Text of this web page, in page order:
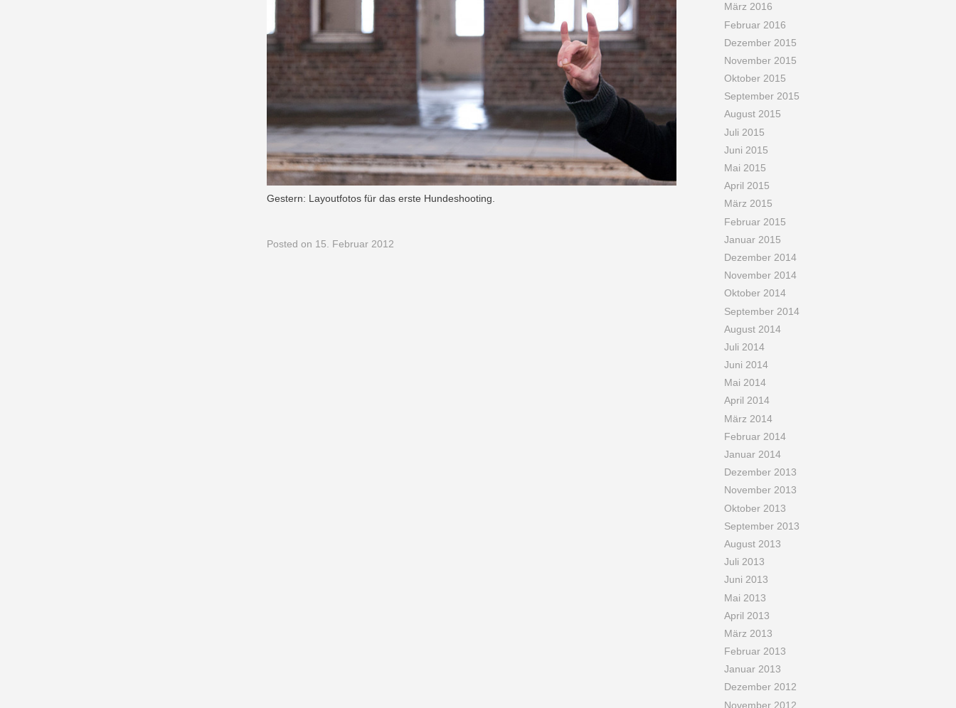
Gestern: Layoutfotos für das erste Hundeshooting.
Posted on 15. Februar 2012
März 2016
Februar 2016
Dezember 2015
November 2015
Oktober 2015
September 2015
August 2015
Juli 2015
Juni 2015
Mai 2015
April 2015
März 2015
Februar 2015
Januar 2015
Dezember 2014
November 2014
Oktober 2014
September 2014
August 2014
Juli 2014
Juni 2014
Mai 2014
April 2014
März 2014
Februar 2014
Januar 2014
Dezember 2013
November 2013
Oktober 2013
September 2013
August 2013
Juli 2013
Juni 2013
Mai 2013
April 2013
März 2013
Februar 2013
Januar 2013
Dezember 2012
November 2012